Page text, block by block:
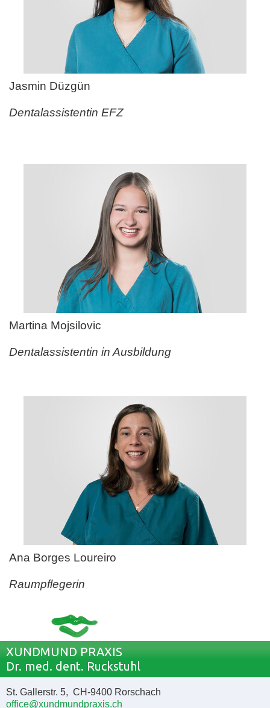
Jasmin Düzgün
Dentalassistentin EFZ
Martina Mojsilovic
Dentalassistentin in Ausbildung
Ana Borges Loureiro
Raumpflegerin
XUNDMUND PRAXIS
Dr. med. dent. Ruckstuhl
St. Gallerstr. 5, CH-9400 Rorschach
office@xundmundpraxis.ch